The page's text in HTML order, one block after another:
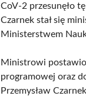
CoV-2 przesunęło
Czarnek stał się
Ministerstwem
Ministrowi
programowej oraz
Przemysław